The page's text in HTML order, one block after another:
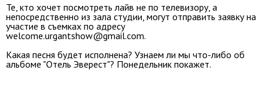
Те, кто хочет посмотреть лайв не по телевизору, а
непосредственно из зала студии, могут отправить заявку на
участие в съемках по адресу
welcome.urgantshow@gmail.com.
Какая песня будет исполнена? Узнаем ли мы что-либо об
альбоме "Отель Эверест"? Понедельник покажет.